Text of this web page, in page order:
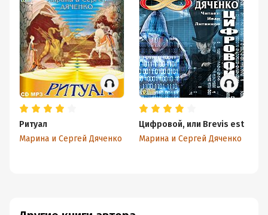
Ритуал
Марина и Сергей Дяченко
Цифровой, или Brevis est
Марина и Сергей Дяченко